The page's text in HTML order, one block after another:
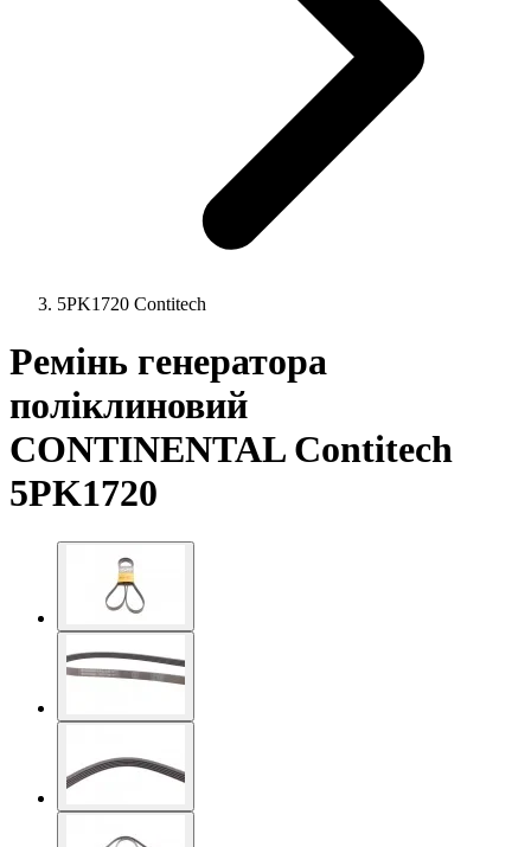
5PK1720 Contitech
Ремінь генератора
поліклиновий
CONTINENTAL Contitech
5PK1720